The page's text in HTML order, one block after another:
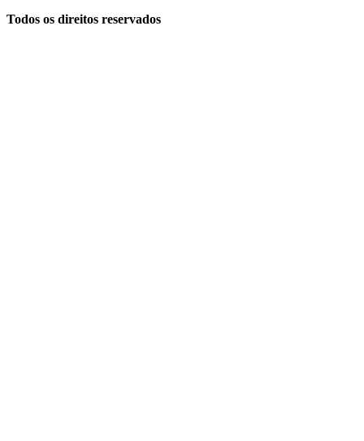
Todos os direitos reservados